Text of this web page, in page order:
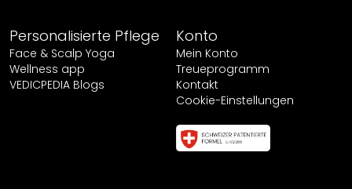
Personalisierte Pflege
Face & Scalp Yoga
Wellness app
VEDICPEDIA Blogs
Konto
Mein Konto
Treueprogramm
Kontakt
Cookie-Einstellungen